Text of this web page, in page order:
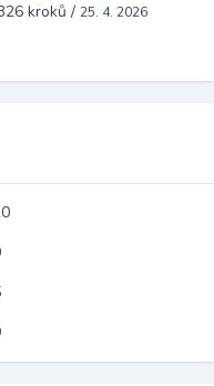
kroků / 25. 4. 2026